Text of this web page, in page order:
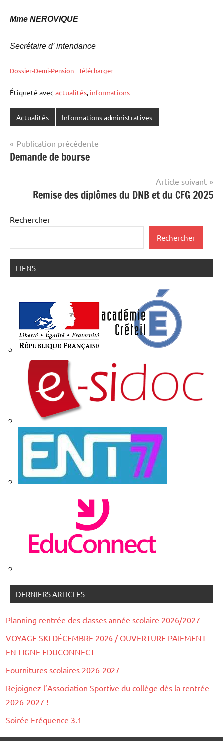
Mme NEROVIQUE
Secrétaire d’ intendance
Dossier-Demi-Pension Télécharger
Étiqueté avec actualités informations
Actualités Informations administratives
Navigation
de
Publication précédente
Demande de bourse
Article suivant
Remise des diplômes du DNB et du CFG 2025
Rechercher
Rechercher
LIENS
DERNIERS ARTICLES
Planning rentrée des classes année scolaire 2026/2027
VOYAGE SKI DÉCEMBRE 2026 / OUVERTURE PAIEMENT
EN LIGNE EDUCONNECT
Fournitures scolaires 2026-2027
Rejoignez l’Association Sportive du collège dès la rentrée
2026-2027 !
Soirée Fréquence 3.1